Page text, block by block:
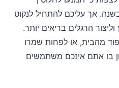
אך עליכם להתחיל לנקוט
הרגלים בריאים יותר.
מהבית, או לפחות שמרו
בו אתם אינכם משתמשים